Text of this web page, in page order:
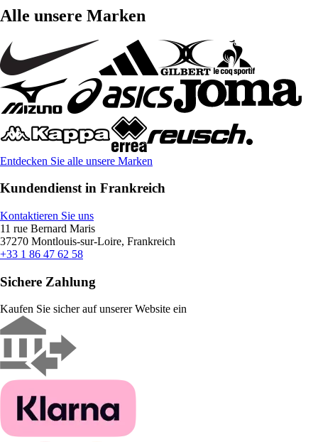
Alle unsere Marken
Entdecken Sie alle unsere Marken
Kundendienst in Frankreich
Kontaktieren Sie uns
11 rue Bernard Maris
37270 Montlouis-sur-Loire, Frankreich
+33 1 86 47 62 58
Sichere Zahlung
Kaufen Sie sicher auf unserer Website ein